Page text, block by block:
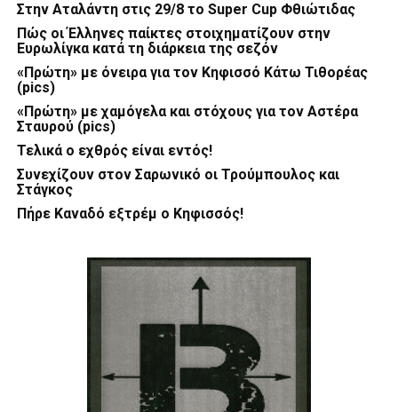
Στην Αταλάντη στις 29/8 το Super Cup Φθιώτιδας
Πώς οι Έλληνες παίκτες στοιχηματίζουν στην
Ευρωλίγκα κατά τη διάρκεια της σεζόν
«Πρώτη» με όνειρα για τον Κηφισσό Κάτω Τιθορέας
(pics)
«Πρώτη» με χαμόγελα και στόχους για τον Αστέρα
Σταυρού (pics)
Τελικά ο εχθρός είναι εντός!
Συνεχίζουν στον Σαρωνικό οι Τρούμπουλος και
Στάγκος
Πήρε Καναδό εξτρέμ ο Κηφισσός!